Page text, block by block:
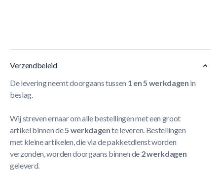
Verzendbeleid
De levering neemt doorgaans tussen 1 en 5 werkdagen in
beslag.
Wij streven ernaar om alle bestellingen met een groot
artikel binnen de5 werkdagente leveren. Bestellingen
met kleine artikelen, die via de pakketdienst worden
verzonden, worden doorgaans binnen de 2 werkdagen
geleverd.